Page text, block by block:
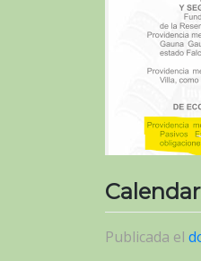
Publicada el